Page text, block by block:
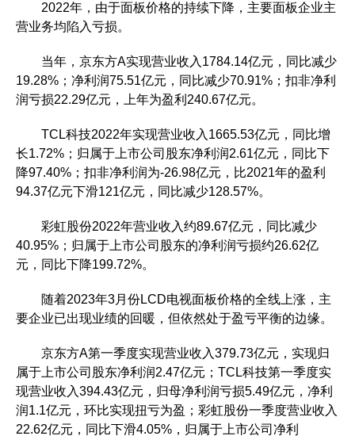
2022年，由于面板价格的持续下降，主要面板企业主
营业务均陷入亏损。
当年，京东方A实现营业收入1784.14亿元，同比减少
19.28%；净利润75.51亿元，同比减少70.91%；扣非净利
润亏损22.29亿元，上年为盈利240.67亿元。
TCL科技2022年实现营业收入1665.53亿元，同比增
长1.72%；归属于上市公司股东净利润2.61亿元，同比下
降97.40%；扣非净利润为-26.98亿元，比2021年的盈利
94.37亿元下滑121亿元，同比减少128.57%。
彩虹股份2022年营业收入约89.67亿元，同比减少
40.95%；归属于上市公司股东的净利润亏损约26.62亿
元，同比下降199.72%。
随着2023年3月份LCD电视面板价格的全线上涨，主
要企业已出现业绩的回暖，但依然处于盈亏平衡的边缘。
京东方A第一季度实现营业收入379.73亿元，实现归
属于上市公司股东净利润2.47亿元；TCL科技第一季度实
现营业收入394.43亿元，归母净利润亏损5.49亿元，净利
润1.1亿元，环比实现扭亏为盈；彩虹股份一季度营业收入
22.62亿元，同比下滑4.05%，归属于上市公司净利